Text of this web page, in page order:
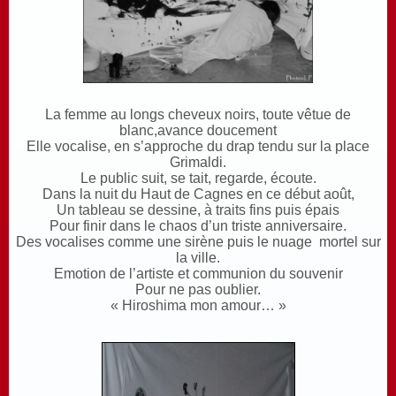
La femme au longs cheveux noirs, toute vêtue de
blanc,avance doucement
Elle vocalise, en s’approche du drap tendu sur la place
Grimaldi.
Le public suit, se tait, regarde, écoute.
Dans la nuit du Haut de Cagnes en ce début août,
Un tableau se dessine, à traits fins puis épais
Pour finir dans le chaos d’un triste anniversaire.
Des vocalises comme une sirène puis le nuage mortel sur
la ville.
Emotion de l’artiste et communion du souvenir
Pour ne pas oublier.
« Hiroshima mon amour… »